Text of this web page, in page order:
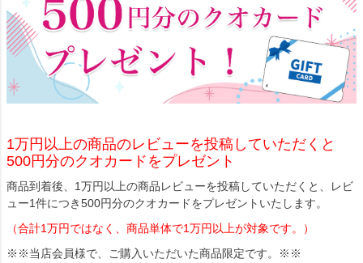
1万円以上の商品のレビューを投稿していただくと
500円分のクオカードをプレゼント
商品到着後、1万円以上の商品レビューを投稿していただくと、レビ
ュー1件につき500円分のクオカードをプレゼントいたします。
（合計1万円ではなく、商品単体で1万円以上が対象です。）
※※当店会員様で、ご購入いただいた商品限定です。※※